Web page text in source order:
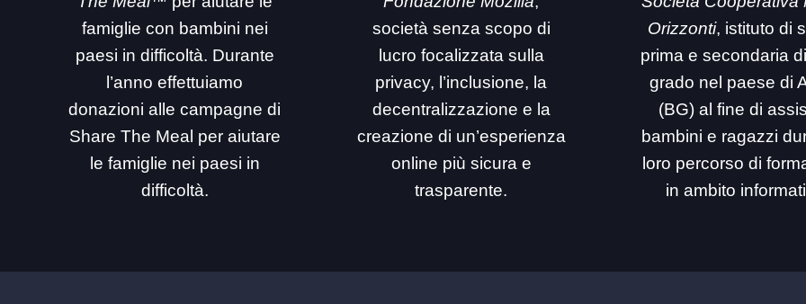
famiglie con bambini nei
paesi in difficoltà. Durante
l’anno effettuiamo
donazioni alle campagne di
Share The Meal per aiutare
le famiglie nei paesi in
difficoltà.
società senza scopo di
lucro focalizzata sulla
privacy, l’inclusione, la
decentralizzazione e la
creazione di un’esperienza
online più sicura e
trasparente.
Orizzonti, istituto di
prima e secondaria
grado nel paese di
(BG) al fine di
bambini e ragazzi
loro percorso di
in ambito